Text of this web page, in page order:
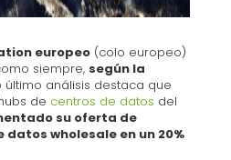
europeo(colo europeo)
siempre, según la
último análisis destaca que
de centros de datos del
su oferta de
wholesale en un 20%